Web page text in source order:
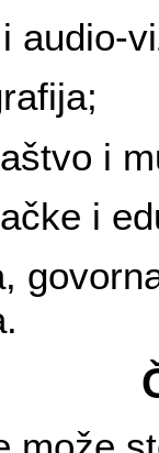
audio-
i
i